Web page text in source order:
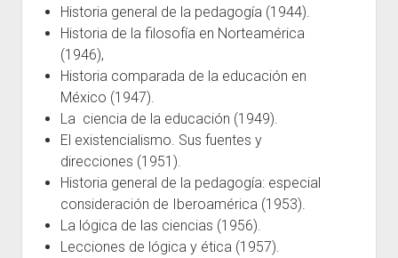
Historia general de la pedagogía (1944).
Historia de la filosofía en Norteamérica
(1946),
Historia comparada de la educación en
México (1947).
La ciencia de la educación (1949).
El existencialismo. Sus fuentes y
direcciones (1951).
Historia general de la pedagogía: especial
consideración de Iberoamérica (1953).
La lógica de las ciencias (1956).
Lecciones de lógica y ética (1957).